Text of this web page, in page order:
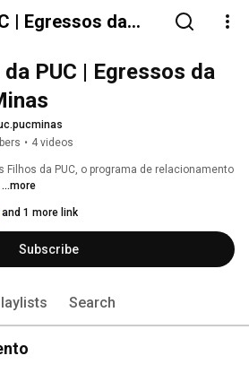
| Egressos da
PUC | Egressos da
• 4 videos
Filhos da PUC, o programa de relacionamento
...more
and 1 more link
Subscribe
Search